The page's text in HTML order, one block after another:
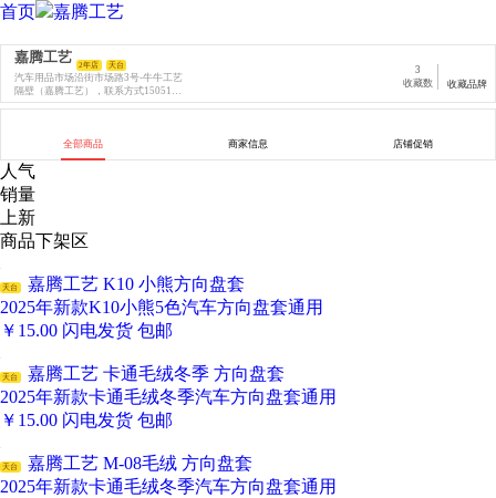
首页 嘉腾工艺
嘉腾工艺 2年店 天台
汽车用品市场沿街市场路3号-牛牛工艺
隔壁（嘉腾工艺），联系方式1505164
9999
收藏品牌
3
收藏数
全部商品 商家信息 店铺促销
人气
销量
上新
商品下架区
天台
嘉腾工艺 K10 小熊方向盘套
2025年新款K10小熊5色汽车方向盘套通用
￥ 15.00 闪电发货 包邮
天台
嘉腾工艺 卡通毛绒冬季 方向盘套
2025年新款卡通毛绒冬季汽车方向盘套通用
￥ 15.00 闪电发货 包邮
天台
嘉腾工艺 M-08毛绒 方向盘套
2025年新款卡通毛绒冬季汽车方向盘套通用